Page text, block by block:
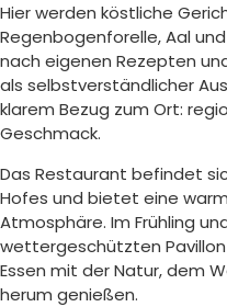
Hier werden köstliche
Regenbogenforelle, Aal
nach eigenen Rezepten
als selbstverständlicher
klarem Bezug zum Ort:
Geschmack.
Das Restaurant befindet
Hofes und bietet eine
Atmosphäre. Im Frühling
wettergeschützten
Essen mit der Natur, dem
herum genießen.